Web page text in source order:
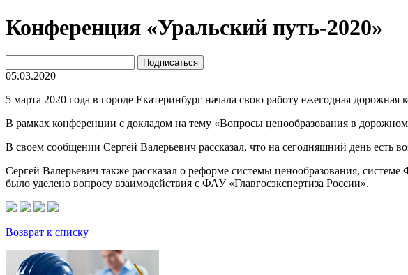
Конференция «Уральский путь-2020»
05.03.2020
5 марта 2020 года в городе Екатеринбург начала свою работу ежегодная
В рамках конференции с докладом на тему «Вопросы ценообразования в
В своем сообщении Сергей Валерьевич рассказал, что на сегодняшний день есть
Сергей Валерьевич также рассказал о реформе системы ценообразования,
было уделено вопросу взаимодействия с ФАУ «Главгосэкспертиза России».
Возврат к списку